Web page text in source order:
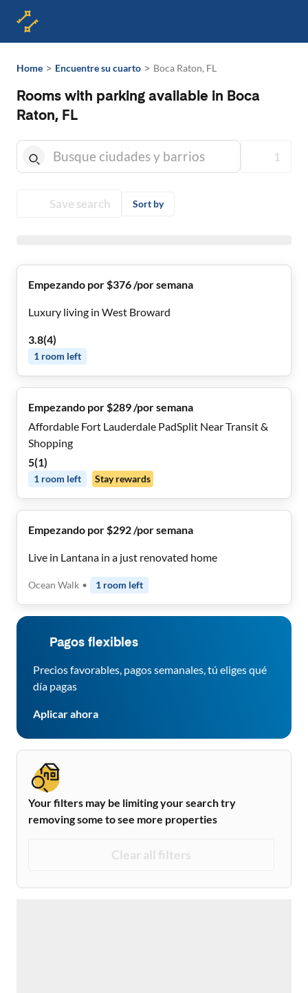
Home > Encuentre su cuarto > Boca Raton, FL
Rooms with parking available in Boca
Raton, FL
1
Save search Sort by
Empezando por $376 /por semana
Luxury living in West Broward
3.8(4)
1 room left
Empezando por $289 /por semana
Affordable Fort Lauderdale PadSplit Near Transit &
Shopping
5(1)
1 room left Stay rewards
Empezando por $292 /por semana
Live in Lantana in a just renovated home
Ocean Walk • 1 room left
Pagos flexibles
Precios favorables, pagos semanales, tú eliges qué
día pagas
Aplicar ahora
Your filters may be limiting your search try
removing some to see more properties
Clear all filters